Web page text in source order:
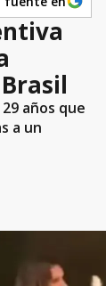
años que
a un